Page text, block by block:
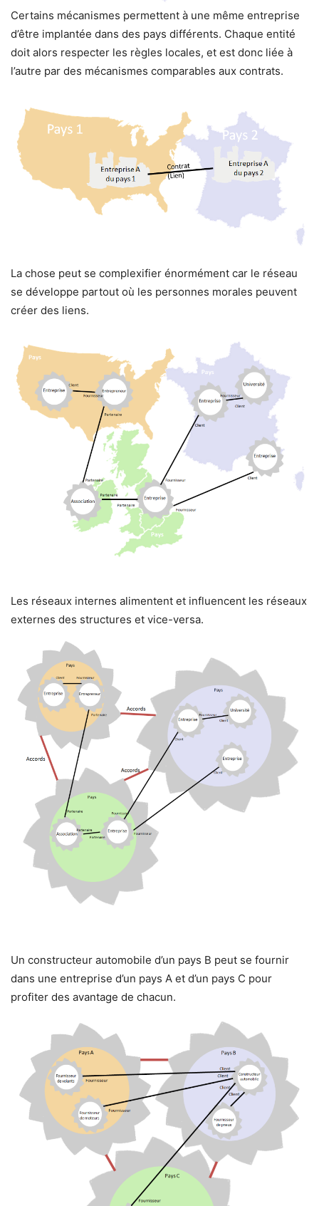
Certains mécanismes permettent à une même entreprise
d’être implantée dans des pays différents. Chaque entité
doit alors respecter les règles locales, et est donc liée à
l’autre par des mécanismes comparables aux contrats.
La chose peut se complexifier énormément car le réseau
se développe partout où les personnes morales peuvent
créer des liens.
Les réseaux internes alimentent et influencent les réseaux
externes des structures et vice-versa.
Un constructeur automobile d’un pays B peut se fournir
dans une entreprise d’un pays A et d’un pays C pour
profiter des avantage de chacun.